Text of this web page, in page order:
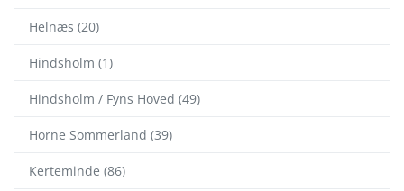
Helnæs (20)
Hindsholm (1)
Hindsholm / Fyns Hoved (49)
Horne Sommerland (39)
Kerteminde (86)